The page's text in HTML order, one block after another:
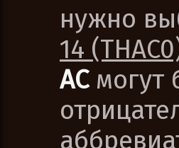
нужно
14
ACмогут